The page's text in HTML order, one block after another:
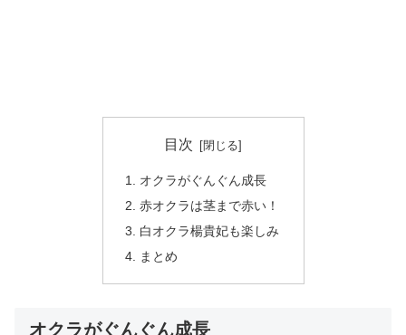
目次
オクラがぐんぐん成長
赤オクラは茎まで赤い！
白オクラ楊貴妃も楽しみ
まとめ
オクラがぐんぐん成長